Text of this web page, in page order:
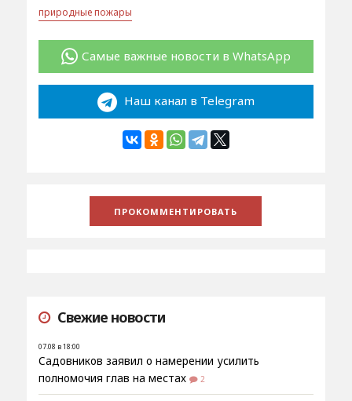
природные пожары
Самые важные новости в WhatsApp
Наш канал в Telegram
Свежие новости
07.08 в 18:00
Садовников заявил о намерении усилить
полномочия глав на местах
2